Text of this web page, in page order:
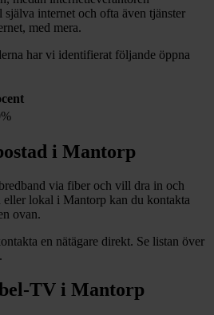
internet och ofta även tjänster
med mera.
har vi identifierat följande öppna
i Mantorp
via fiber och vill dra in och
eller lokal i Mantorp kan du kontakta
ovan.
en nätägare direkt. Se listan över
.
TV i Mantorp